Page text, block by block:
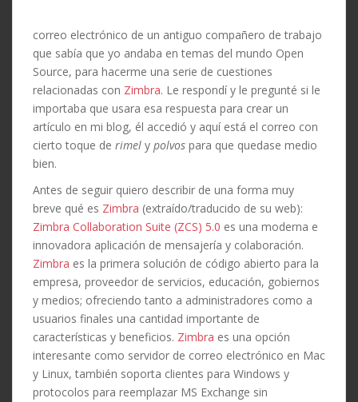
correo electrónico de un antiguo compañero de trabajo
que sabía que yo andaba en temas del mundo Open
Source, para hacerme una serie de cuestiones
relacionadas con Zimbra. Le respondí y le pregunté si le
importaba que usara esa respuesta para crear un
artículo en mi blog, él accedió y aquí está el correo con
cierto toque de rimel y polvos para que quedase medio
bien.
Antes de seguir quiero describir de una forma muy
breve qué es Zimbra (extraído/traducido de su web):
Zimbra Collaboration Suite (ZCS) 5.0 es una moderna e
innovadora aplicación de mensajería y colaboración.
Zimbra es la primera solución de código abierto para la
empresa, proveedor de servicios, educación, gobiernos
y medios; ofreciendo tanto a administradores como a
usuarios finales una cantidad importante de
características y beneficios. Zimbra es una opción
interesante como servidor de correo electrónico en Mac
y Linux, también soporta clientes para Windows y
protocolos para reemplazar MS Exchange sin